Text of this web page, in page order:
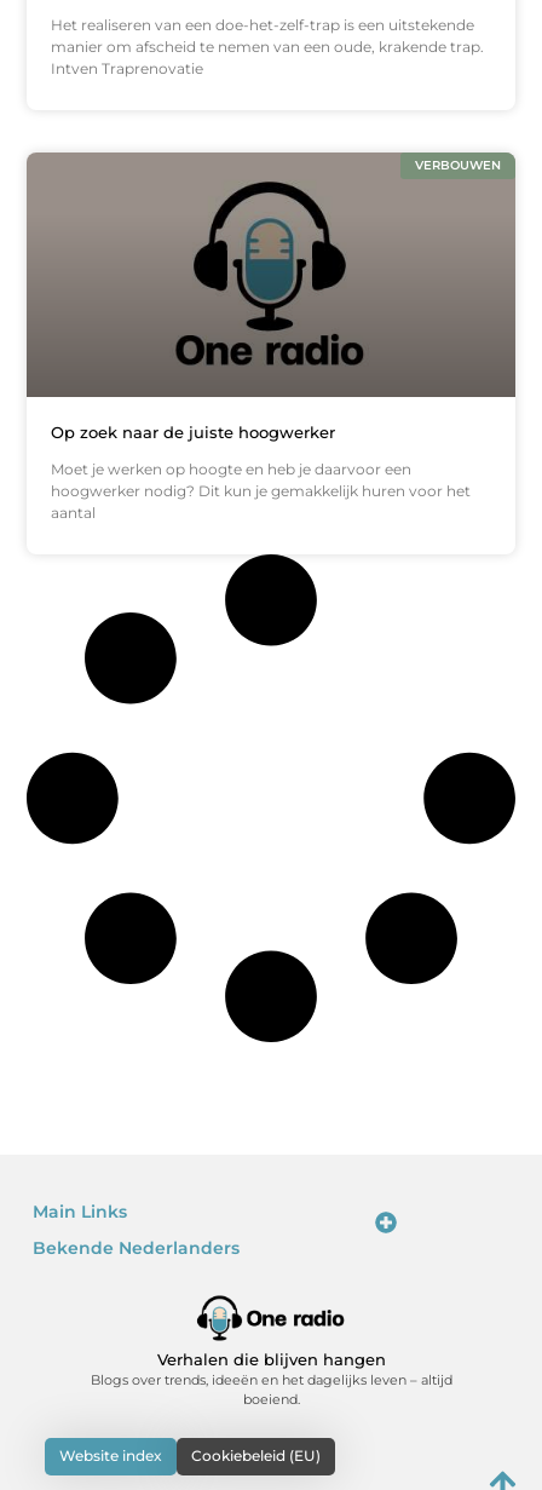
Het realiseren van een doe-het-zelf-trap is een uitstekende
manier om afscheid te nemen van een oude, krakende trap.
Intven Traprenovatie
VERBOUWEN
Op zoek naar de juiste hoogwerker
Moet je werken op hoogte en heb je daarvoor een
hoogwerker nodig? Dit kun je gemakkelijk huren voor het
aantal
Main Links
Bekende Nederlanders
Verhalen die blijven hangen
Blogs over trends, ideeën en het dagelijks leven – altijd
boeiend.
Website index Cookiebeleid (EU)